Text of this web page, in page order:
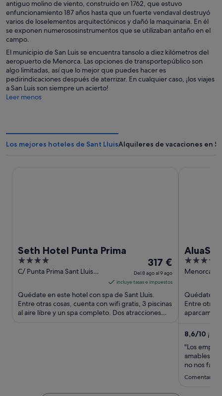
antiguo molino de viento, construido en 1762, que estuvo
enfuncionamiento 187 años hasta que un fuerte vendaval destruyó
varios de loselementos arquitectónicos y dañó la maquinaria. En él
se exponen numerososinstrumentos que se utilizaban antaño en el
campo.
El municipio de San Luis se encuentra tansolo a diez kilómetros del
aeropuerto de Menorca. Las opciones de transportepúblico son
algo limitadas, así que lo mejor que puedes hacer es
pedirindicaciones después de aterrizar. En cualquier caso, ¡los viajes
a San Luis son siempre un acierto!
Leer menos
Los mejores hoteles de Sant LluisAlquileres de vacaciones en
Seth Hotel Punta Prima
4
out
5
C/ Punta Prima Sant Lluis
El
precio
es
de
317 €
por
317 €
Del 8 ago al 9 ago
incluye tasas e impuestos
Quédate en este hotel con spa de Sant Lluis.
Entre otras cosas, cuenta con wifi gratis, 3 piscinas
al aire libre y un spa completo. Dos atracciones
Only
4
out
5
Menorca
Quédate
Entre otras
8,6/10
"Los
amables,
no nos
dias y
Comentario